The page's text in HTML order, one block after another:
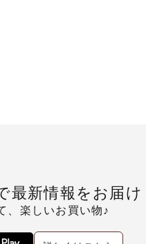
最新情報をお届け
、楽しいお買い物♪